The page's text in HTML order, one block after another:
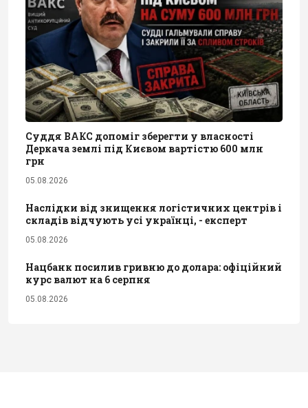
Суддя ВАКС допоміг зберегти у власності
Деркача землі під Києвом вартістю 600 млн
грн
05.08.2026
Наслідки від знищення логістичних центрів і
складів відчують усі українці, - експерт
05.08.2026
Нацбанк посилив гривню до долара: офіційний
курс валют на 6 серпня
05.08.2026